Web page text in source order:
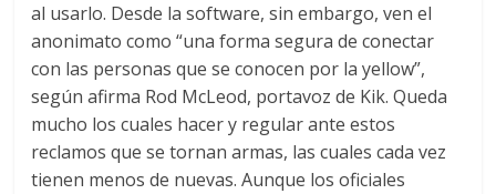
al usarlo. Desde la software, sin embargo, ven el
anonimato como “una forma segura de conectar
con las personas que se conocen por la yellow”,
según afirma Rod McLeod, portavoz de Kik. Queda
mucho los cuales hacer y regular ante estos
reclamos que se tornan armas, las cuales cada vez
tienen menos de nuevas. Aunque los oficiales